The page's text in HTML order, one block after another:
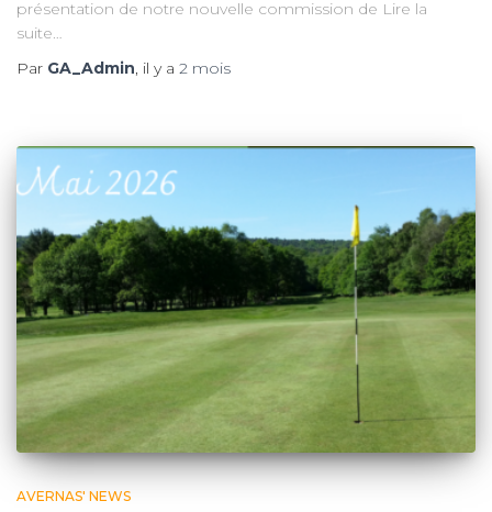
présentation de notre nouvelle commission de Lire la
suite…
Par GA_Admin, il y a 2 mois
AVERNAS' NEWS